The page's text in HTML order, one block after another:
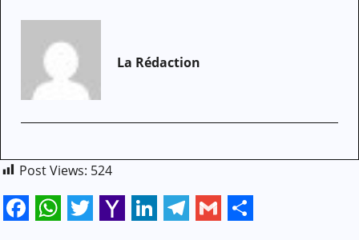
La Rédaction
Post Views: 524